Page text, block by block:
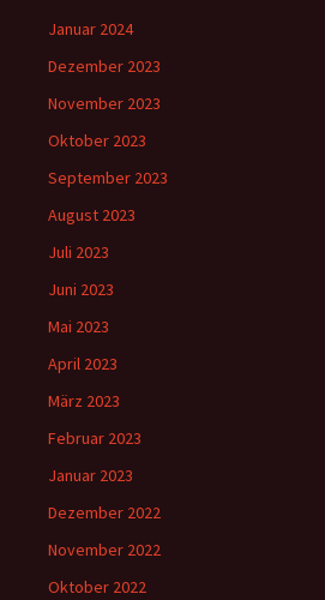
Januar 2024
Dezember 2023
November 2023
Oktober 2023
September 2023
August 2023
Juli 2023
Juni 2023
Mai 2023
April 2023
März 2023
Februar 2023
Januar 2023
Dezember 2022
November 2022
Oktober 2022